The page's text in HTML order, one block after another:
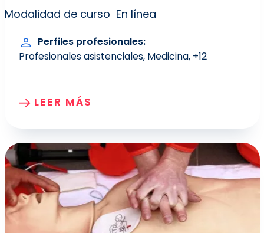
Modalidad de curso En línea
Perfiles profesionales
Profesionales asistenciales Medicina +12
LEER MÁS